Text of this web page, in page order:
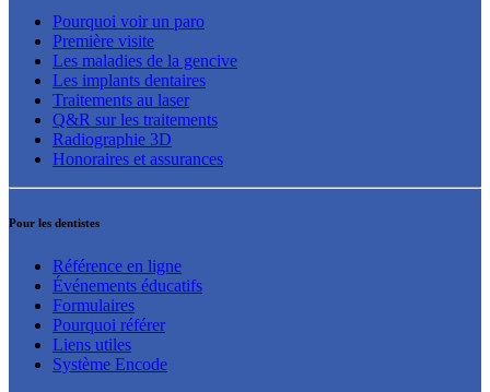
Pourquoi voir un paro
Première visite
Les maladies de la gencive
Les implants dentaires
Traitements au laser
Q&R sur les traitements
Radiographie 3D
Honoraires et assurances
Pour les dentistes
Référence en ligne
Événements éducatifs
Formulaires
Pourquoi référer
Liens utiles
Système Encode